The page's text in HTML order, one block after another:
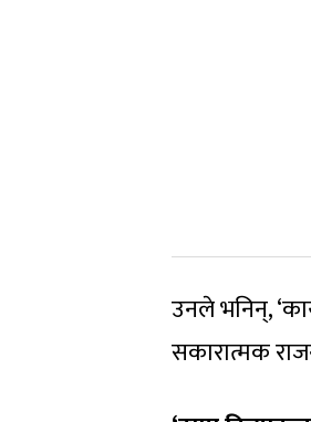
उनले भनिन्,
सकारात्मक